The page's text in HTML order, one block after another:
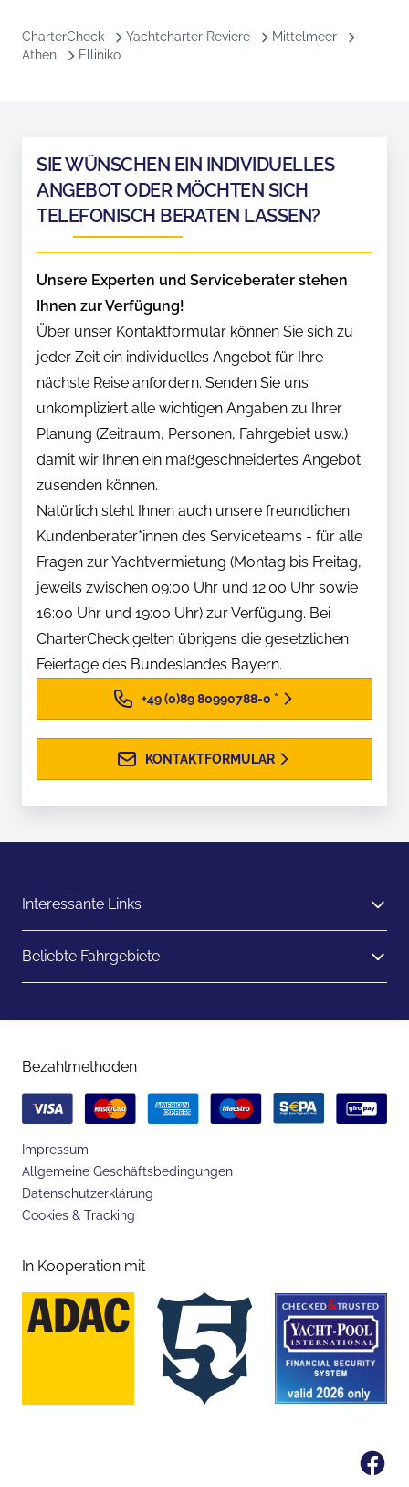
CharterCheck Yachtcharter Reviere
Mittelmeer
Athen
Elliniko
SIE WÜNSCHEN EIN INDIVIDUELLES
ANGEBOT ODER MÖCHTEN SICH
TELEFONISCH BERATEN LASSEN?
Unsere Experten und Serviceberater stehen
Ihnen zur Verfügung!
Über unser Kontaktformular können Sie sich zu
jeder Zeit ein individuelles Angebot für Ihre
nächste Reise anfordern. Senden Sie uns
unkompliziert alle wichtigen Angaben zu Ihrer
Planung (Zeitraum, Personen, Fahrgebiet usw.)
damit wir Ihnen ein maßgeschneidertes Angebot
zusenden können.
Natürlich steht Ihnen auch unsere freundlichen
Kundenberater*innen des Serviceteams - für alle
Fragen zur Yachtvermietung (Montag bis Freitag,
jeweils zwischen 09:00 Uhr und 12:00 Uhr sowie
16:00 Uhr und 19:00 Uhr) zur Verfügung. Bei
CharterCheck gelten übrigens die gesetzlichen
Feiertage des Bundeslandes Bayern.
+49 (0)89 80990788-0 *
KONTAKTFORMULAR
Interessante Links
Beliebte Fahrgebiete
Bezahlmethoden
Impressum
Allgemeine Geschäftsbedingungen
Datenschutzerklärung
Cookies & Tracking
In Kooperation mit